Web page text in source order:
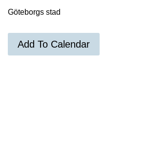
Göteborgs stad
Add To Calendar